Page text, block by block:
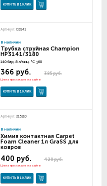
КУПИТЬ В 1 КЛИК
Артикул: C8141
В наличии
Трубка струйная Champion
HP3141/3180
140 бар, 8 л/мин, °C ≤60
385 руб.
366 руб.
Цена при заказе на сайте
КУПИТЬ В 1 КЛИК
Артикул: 215110
В наличии
Химия контактная Carpet
Foam Cleaner 1л GraSS для
ковров
420 руб.
400 руб.
Цена при заказе на сайте
КУПИТЬ В 1 КЛИК